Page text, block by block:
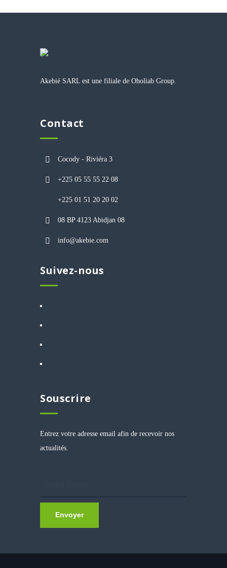
Akebié SARL est une filiale de Oholiab Group.
Contact
Cocody - Riviéra 3
+225 05 55 55 22 08
+225 01 51 20 20 02
08 BP 4123 Abidjan 08
info@akebie.com
Suivez-nous
Souscrire
Entrez votre adresse email afin de recevoir nos
actualités.